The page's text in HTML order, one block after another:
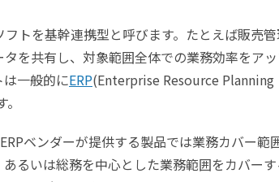
トを基幹連携型と呼びます。たとえば販売
を共有し、対象範囲全体での業務効率をア
一般的にERP(Enterprise Resource Planning
ベンダーが提供する製品では業務カバー範
るいは総務を中心とした業務範囲をカバーす